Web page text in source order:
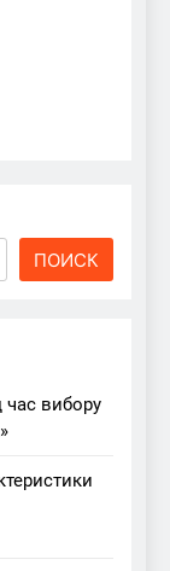
ПОИСК
вибору